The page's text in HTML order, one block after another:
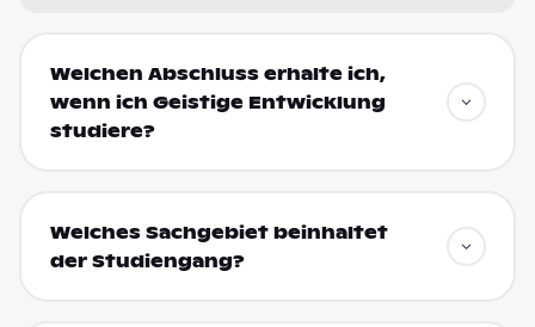
Welchen Abschluss erhalte ich,
wenn ich Geistige Entwicklung
studiere?
Welches Sachgebiet beinhaltet
der Studiengang?